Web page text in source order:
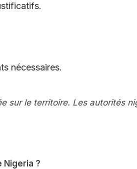
nécessaires.
sur le territoire. Les autorités
Nigeria ?